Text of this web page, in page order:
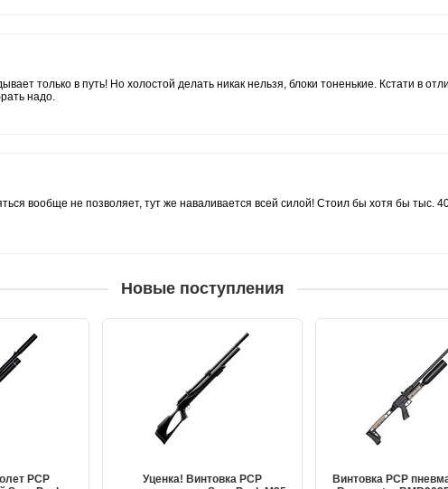
только в путь! Но холостой делать никак нельзя, блоки тоненькие. Кстати в
надо.
вообще не позволяет, тут же наваливается всей силой! Стоил бы хотя бы тыс.
Новые поступления
PCP
Уценка! Винтовка PCP
Винтовка PCP